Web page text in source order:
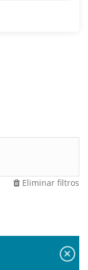
Eliminar filtros